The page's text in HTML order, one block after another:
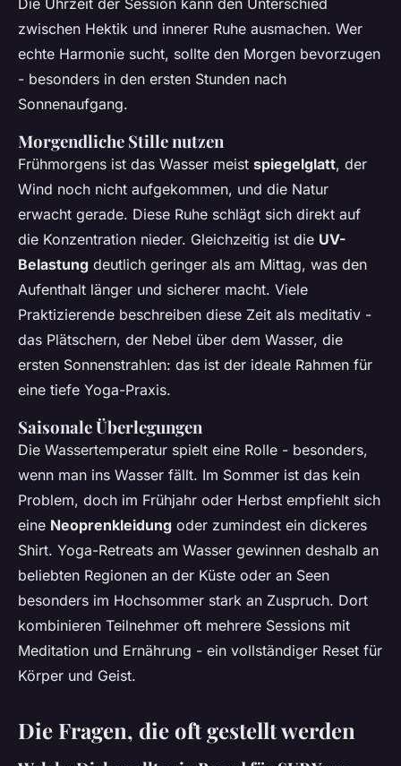
Die Uhrzeit der Session kann den Unterschied
zwischen Hektik und innerer Ruhe ausmachen. Wer
echte Harmonie sucht, sollte den Morgen bevorzugen
- besonders in den ersten Stunden nach
Sonnenaufgang.
Morgendliche Stille nutzen
Frühmorgens ist das Wasser meist spiegelglatt, der
Wind noch nicht aufgekommen, und die Natur
erwacht gerade. Diese Ruhe schlägt sich direkt auf
die Konzentration nieder. Gleichzeitig ist die UV-
Belastung deutlich geringer als am Mittag, was den
Aufenthalt länger und sicherer macht. Viele
Praktizierende beschreiben diese Zeit als meditativ -
das Plätschern, der Nebel über dem Wasser, die
ersten Sonnenstrahlen: das ist der ideale Rahmen für
eine tiefe Yoga-Praxis.
Saisonale Überlegungen
Die Wassertemperatur spielt eine Rolle - besonders,
wenn man ins Wasser fällt. Im Sommer ist das kein
Problem, doch im Frühjahr oder Herbst empfiehlt sich
eine Neoprenkleidung oder zumindest ein dickeres
Shirt. Yoga-Retreats am Wasser gewinnen deshalb an
beliebten Regionen an der Küste oder an Seen
besonders im Hochsommer stark an Zuspruch. Dort
kombinieren Teilnehmer oft mehrere Sessions mit
Meditation und Ernährung - ein vollständiger Reset für
Körper und Geist.
Die Fragen, die oft gestellt werden